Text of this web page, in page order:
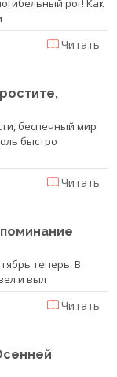
Читать
беспечный мир
быстро
Читать
теперь. В
и выл
Читать